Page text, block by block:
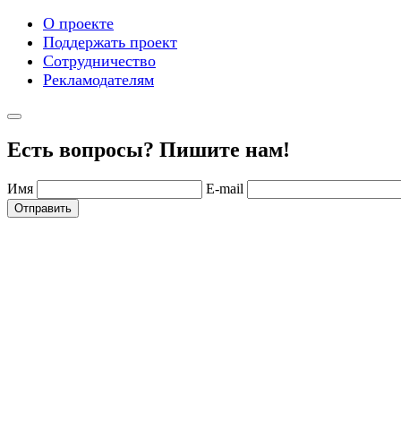
О проекте
Поддержать проект
Сотрудничество
Рекламодателям
Есть вопросы? Пишите нам!
Имя E-mail